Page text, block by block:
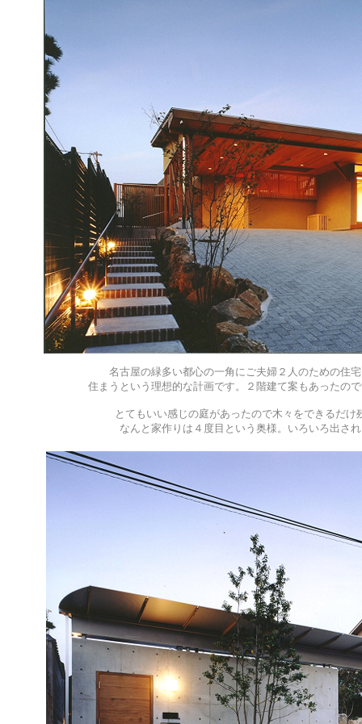
名古屋の緑多い都心の一角にご夫婦２人のための住
住まうという理想的な計画です。２階建て案もあったの
とてもいい感じの庭があったので木々をできるだ
なんと家作りは４度目という奥様。いろいろ出さ